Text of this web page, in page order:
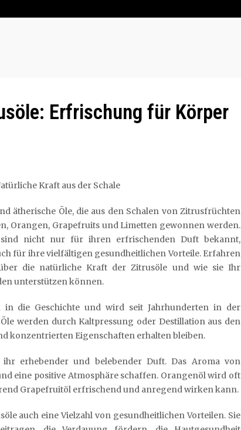
Erfrischung für Körper
Kraft aus der Schale
ätherische Öle, die aus den Schalen von Zitrusfrüchten
Orangen, Grapefruits und Limetten gewonnen werden.
sind nicht nur für ihren erfrischenden Duft bekannt,
für ihre vielfältigen gesundheitlichen Vorteile. Erfahren
die natürliche Kraft der Zitrusöle und wie sie Ihr
unterstützen können.
die Geschichte und wird seit Jahrhunderten in der
werden durch Kaltpressung oder Destillation aus den
konzentrierten Eigenschaften erhalten bleiben.
erhebender und belebender Duft. Das Aroma von
eine positive Atmosphäre schaffen. Orangenöl wird oft
Grapefruitöl erfrischend und anregend wirken kann.
auch eine Vielzahl von gesundheitlichen Vorteilen. Sie